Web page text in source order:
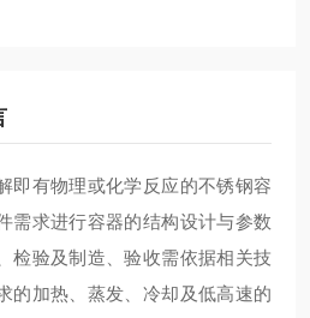
即有物理或化学反应的不锈钢容
需求进行容器的结构设计与参数
检验及制造、验收需依据相关技
的加热、蒸发、冷却及低高速的